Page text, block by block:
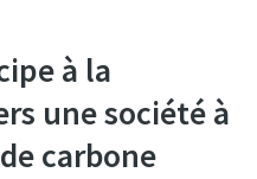
à la
une société à
carbone